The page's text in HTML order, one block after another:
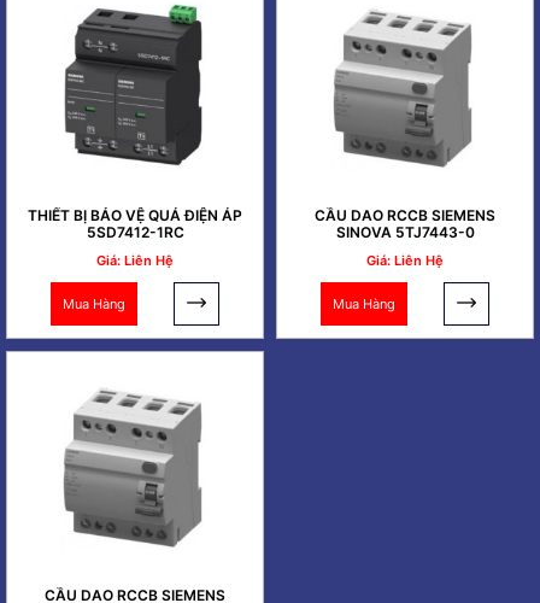
THIẾT BỊ BẢO VỆ QUÁ ĐIỆN ÁP
5SD7412-1RC
Giá: Liên Hệ
Mua Hàng
CẦU DAO RCCB SIEMENS
SINOVA 5TJ7443-0
Giá: Liên Hệ
Mua Hàng
CẦU DAO RCCB SIEMENS